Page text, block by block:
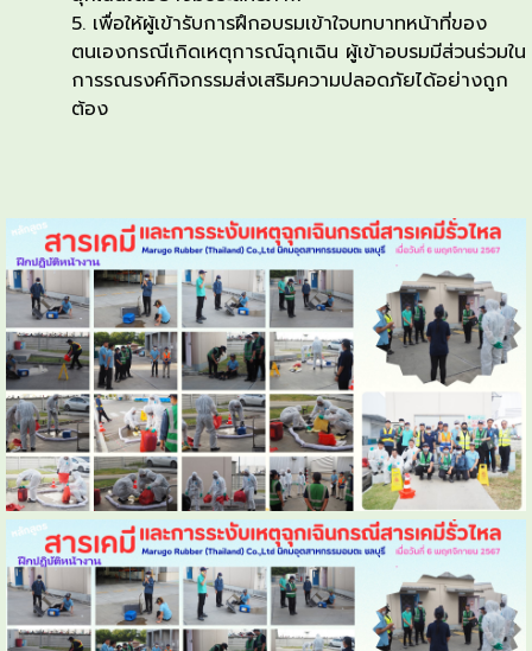
เพื่อให้ผู้เข้ารับการฝึกอบรมเข้าใจบทบาทหน้าที่ของ
ตนเองกรณีเกิดเหตุการณ์ฉุกเฉิน ผู้เข้าอบรมมีส่วนร่วมใน
การรณรงค์กิจกรรมส่งเสริมความปลอดภัยได้อย่างถูก
ต้อง